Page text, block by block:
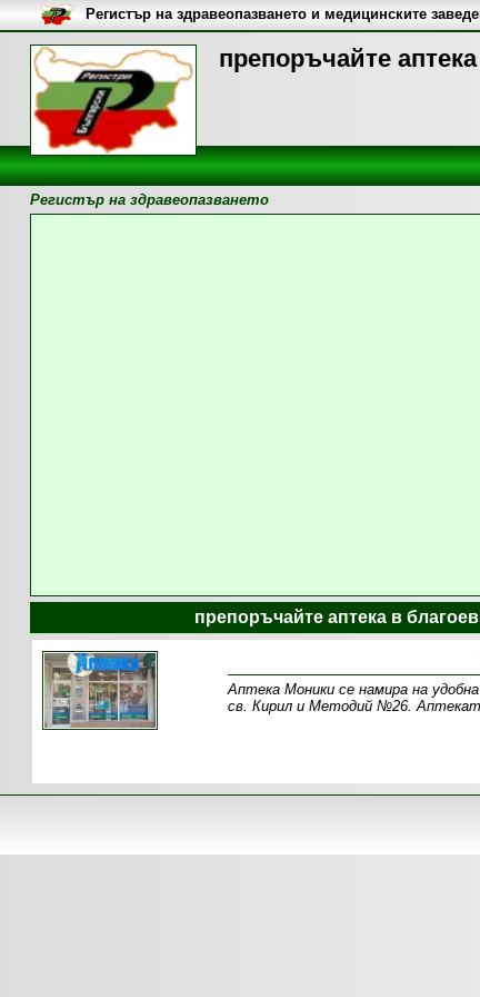
препоръчайте
Регистър на здравеопазването и медицинските
Регистър на здравеопазването
препоръчайте аптека в
Аптека Моники се намира на
св. Кирил и Методий №26.